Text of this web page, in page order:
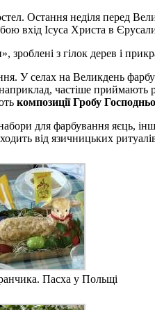
Остання неділя перед
вхід Ісуса Христа в
з гілок дерев і
У селах на Великдень
частіше приймають
композиції Гробу
для фарбування яєць,
від язичницьких
Пасха у Польщі